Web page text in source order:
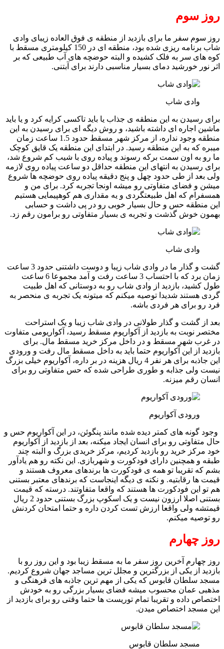
روز سوم
روز سوم سفر ما برای بازدید از منطقه ی فوق العاده زیبای وادی
شاب برنامه ریزی شده بود، منطقه ای در 150 کیلومتری مسقط با
کوه های سر به فلک کشیده و البته حوضچه های آب طبیعی که بر
اثر نور خورشید دمای بسیار مناسبی دارند برای آبتنی.
وادی شاب
برای رسیدن به این منطقه ی جذاب یا باید تاکسی کرایه کرد و یا باید
ماشین اجاره ای داشته باشید، و روش دیگه ای برای رسیدن به این
منطقه وجود نداره، از مرکز شهر مسقط حدود 1.5 ساعت زمان
میبره که به این منطقه رسید. در ابتدای این منطقه یک قایق کوچک
ما رو به اون سمت برکه رسوند و پیاده روی با شیب کم شروع شد،
برای رسیدن به انتهای این منطقه حداقل دو ساعت پیاده روی لازمه
ولی بعد از طی حدود چهل و پنج دقیقه پیاده روی حوضچه ها شروع
میشن و فضای متفاوتی رو میشه اونجا تجربه کرد. برای من و
همسفرام که اهل طبیعتگردی و یه مقداری هم کوهپیمایی هستیم
این منطقه حس و حال بسیار خوبی رو در پی داشت و حسابی
بهمون خوش گذشت و تجربه ی بسیار متفاوتی رو برامون رقم زد.
وادی شاب
گشت و گذار ما در وادی شاب زیبا و دوست داشتنی حدود 3 ساعت
زمان برد که با احتساب 3 ساعت رفت و آمد مجموعا 6 ساعت
طول کشید، بازدید از وادی شاب رو به دوستانی که اهل طبیت
گردی هستند شدیدا توصیه میکنم که میتونه یک تجربه ی منحصر به
فرد رو برای هر فردی باشه.
بعد از گشت و گذار طولانی در وادی شاب زیبا و یک استراحت
مختصر نوبت به بازدید از آکواریوم مسقط رسید، آکواریومی متفاوت
در غرب شهر مسقط و در داخل مرکز خرید مسقط مال. برای
بازدید از این آکواریوم حتما باید به داخل مسقط مال رفت و ورودی
این جاذبه برای هر نفر 4 ریال هزینه در بر داره، آکواریوم خیلی بزرگ
نیست ولی جذابه و طوری طراحی شده که حس متفاوتی رو برای
انسان رقم میزنه.
ورودی آکواریوم
وجود گونه های کمتر دیده شده مانند پنگوئن، در این آکواریوم حس و
حال متفاوتی رو برای انسان ایجاد میکنه، بعد از بازدید از آکواریوم
خود مرکز خرید رو بازدید کردیم، مرکز خریدی بزرگ و البته چند
طبقه و همچنین دارای فودکورت و شهربازی. این نکته رو هم یادآور
بشم که تقریبا تو همه ی فودکورت ها برندهای معروف هستند و
قیمت ها رقابتیه. و نکته ی دیگه اینجاست که برندهای معتبر بستنی
هم تو این فودکورت ها هستند که واقعا متفاوتند. درسته که قیمت
بستنی اصلا ارزون نیست و یک اسکوپ بزرگ بستنی حدود 2 ریال
قیمتشه ولی واقعا ارزش تست کردن داره و حتما امتحان کردنش
رو توصیه میکنم.
روز چهارم
روز چهارم آخرین روز سفر ما به مسقط زیبا بود و این روز رو با
بازدید از یکی از بزرگترین و مجلل ترین مساجد جهان شروع کردیم.
مسجد سلطان قابوس که یکی از مهم ترین جاذبه های فرهنگی و
مذهبی عمان محسوب میشه فضای بسیار بزرگی رو به خودش
اختصاص داده و تقریبا تمام توریست ها حتما وقتی رو برای بازدید از
این مسجد اختصاص میدن.
مسجد سلطان قابوس